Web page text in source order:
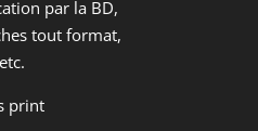
par la BD,
tout format,
print